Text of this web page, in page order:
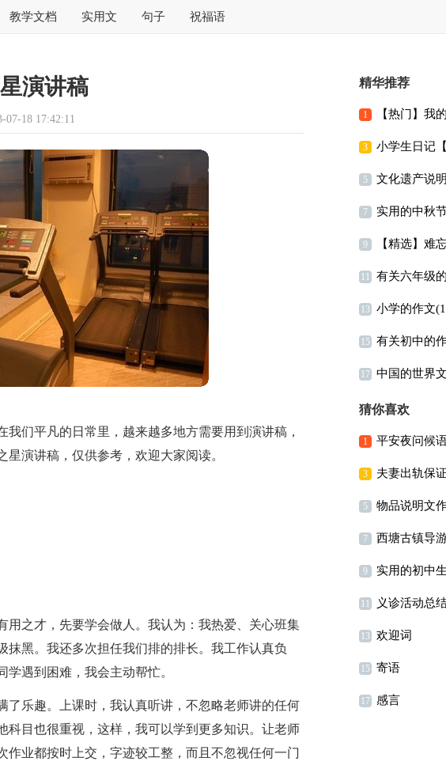
教学文档 实用文 句子 祝福语
演讲稿
07-18 17:42:11
们平凡的日常里，越来越多地方需要用到演讲稿，
演讲稿，仅供参考，欢迎大家阅读。
之才，先要学会做人。我认为：我热爱、关心班集
黑。我还多次担任我们排的排长。我工作认真负
遇到困难，我会主动帮忙。
乐趣。上课时，我认真听讲，不忽略老师讲的任何
目也很重视，这样，我可以学到更多知识。让老师
业都按时上交，字迹较工整，而且不忽视任何一门
精华推荐
1 【热门】我
作文300字锦集
3 小学生日记【
5 文化遗产说
7 实用的中秋
作文七篇
9 【精选】难
年级作文300字
11 有关六年级
300字四篇
13 小学的作文
15 有关初中的
字合集七篇
17 中国的世界
小学作文
猜你喜欢
1 平安夜问候
3 夫妻出轨保
5 物品说明文
八篇
7 西塘古镇导
9 实用的初中
300字汇编5篇
11 义诊活动总
13 欢迎词
15 寄语
17 感言